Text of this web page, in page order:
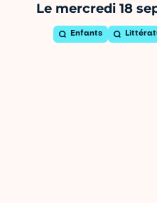
Le mercredi 18
Enfants